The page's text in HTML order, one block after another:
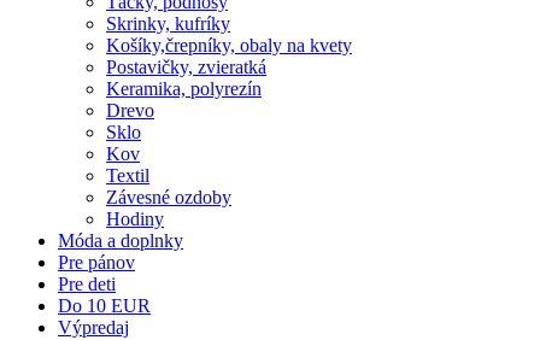
Skrinky, kufríky
Košíky,črepníky, obaly na kvety
Postavičky, zvieratká
Keramika, polyrezín
Drevo
Sklo
Kov
Textil
Závesné ozdoby
Hodiny
Móda a doplnky
Pre pánov
Pre deti
Do 10 EUR
Výpredaj